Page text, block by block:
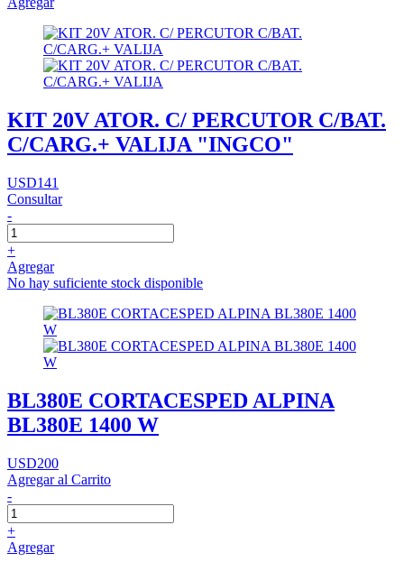
KIT 20V ATOR. C/ PERCUTOR C/BAT.
C/CARG.+ VALIJA "INGCO"
USD141
Consultar
-
+
Agregar
No hay suficiente stock disponible
BL380E CORTACESPED ALPINA
BL380E 1400 W
USD200
Agregar al Carrito
-
+
Agregar